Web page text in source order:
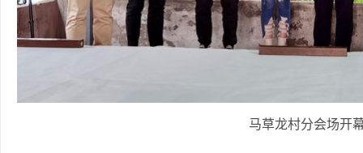
马草龙村分会场开